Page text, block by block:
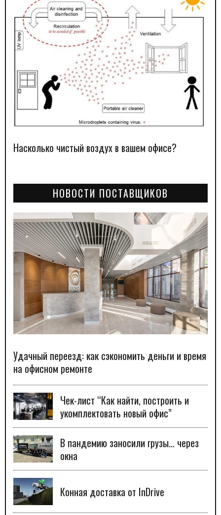
Насколько чистый воздух в вашем офисе?
НОВОСТИ ПОСТАВЩИКОВ
Удачный переезд: как сэкономить деньги и время
на офисном ремонте
Чек-лист “Как найти, построить и
укомплектовать новый офис”
В пандемию заносили грузы… через
окна
Конная доставка от InDrive